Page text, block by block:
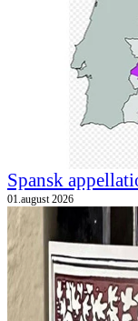
Spansk
01.august 2026